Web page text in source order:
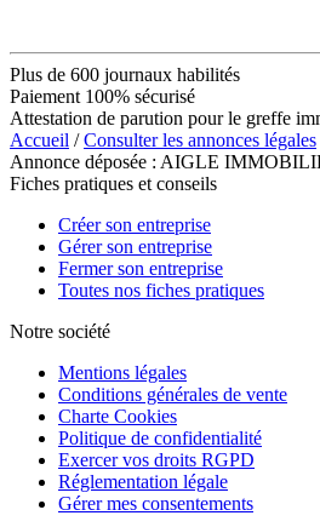
Plus de 600 journaux habilités
Paiement 100% sécurisé
Attestation de parution pour le greffe
Accueil /Consulter les annonces légales
Annonce déposée : AIGLE
Fiches pratiques et conseils
Créer son entreprise
Gérer son entreprise
Fermer son entreprise
Toutes nos fiches pratiques
Notre société
Mentions légales
Conditions générales de vente
Charte Cookies
Politique de confidentialité
Exercer vos droits RGPD
Réglementation légale
Gérer mes consentements